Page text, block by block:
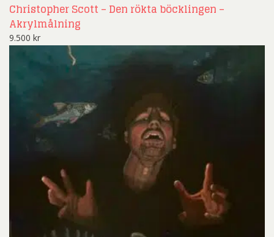
Christopher Scott – Den rökta böcklingen –
Akrylmålning
9.500 kr